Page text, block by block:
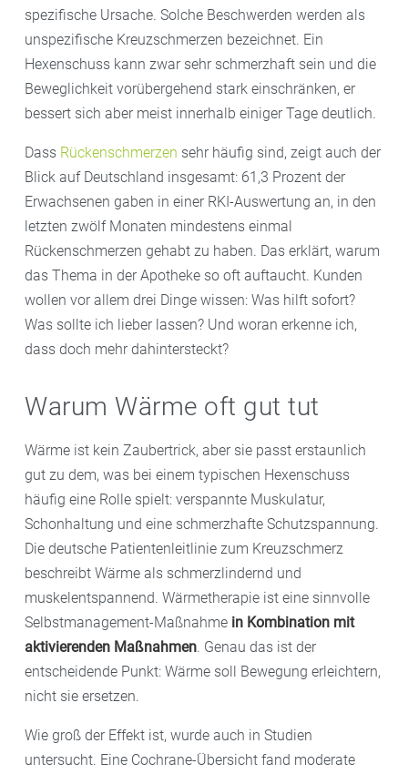
spezifische Ursache. Solche Beschwerden werden als
unspezifische Kreuzschmerzen bezeichnet. Ein
Hexenschuss kann zwar sehr schmerzhaft sein und die
Beweglichkeit vorübergehend stark einschränken, er
bessert sich aber meist innerhalb einiger Tage deutlich.
Dass Rückenschmerzen sehr häufig sind, zeigt auch der
Blick auf Deutschland insgesamt: 61,3 Prozent der
Erwachsenen gaben in einer RKI-Auswertung an, in den
letzten zwölf Monaten mindestens einmal
Rückenschmerzen gehabt zu haben. Das erklärt, warum
das Thema in der Apotheke so oft auftaucht. Kunden
wollen vor allem drei Dinge wissen: Was hilft sofort?
Was sollte ich lieber lassen? Und woran erkenne ich,
dass doch mehr dahintersteckt?
Warum Wärme oft gut tut
Wärme ist kein Zaubertrick, aber sie passt erstaunlich
gut zu dem, was bei einem typischen Hexenschuss
häufig eine Rolle spielt: verspannte Muskulatur,
Schonhaltung und eine schmerzhafte Schutzspannung.
Die deutsche Patientenleitlinie zum Kreuzschmerz
beschreibt Wärme als schmerzlindernd und
muskelentspannend. Wärmetherapie ist eine sinnvolle
Selbstmanagement-Maßnahme in Kombination mit
aktivierenden Maßnahmen. Genau das ist der
entscheidende Punkt: Wärme soll Bewegung erleichtern,
nicht sie ersetzen.
Wie groß der Effekt ist, wurde auch in Studien
untersucht. Eine Cochrane-Übersicht fand moderate